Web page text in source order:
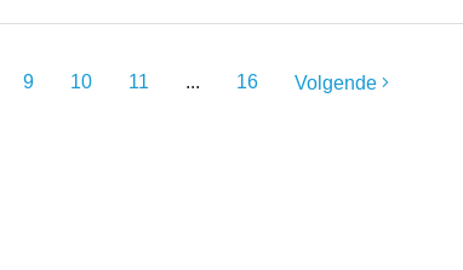
9 10 11 ... 16 Volgende